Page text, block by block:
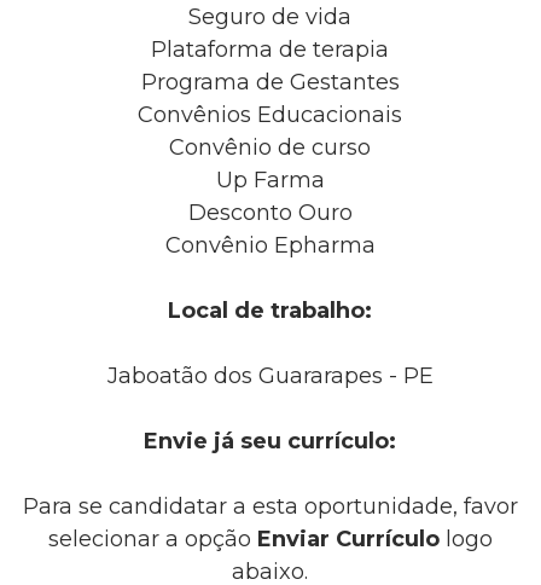
Seguro de vida
Plataforma de terapia
Programa de Gestantes
Convênios Educacionais
Convênio de curso
Up Farma
Desconto Ouro
Convênio Epharma
Local de trabalho:
Jaboatão dos Guararapes - PE
Envie já seu currículo:
Para se candidatar a esta oportunidade, favor
selecionar a opção Enviar Currículologo
abaixo.